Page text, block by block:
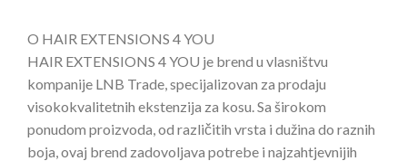
O HAIR EXTENSIONS 4 YOU
HAIR EXTENSIONS 4 YOU je brend u vlasništvu
kompanije LNB Trade, specijalizovan za prodaju
visokokvalitetnih ekstenzija za kosu. Sa širokom
ponudom proizvoda, od različitih vrsta i dužina do raznih
boja, ovaj brend zadovoljava potrebe i najzahtjevnijih